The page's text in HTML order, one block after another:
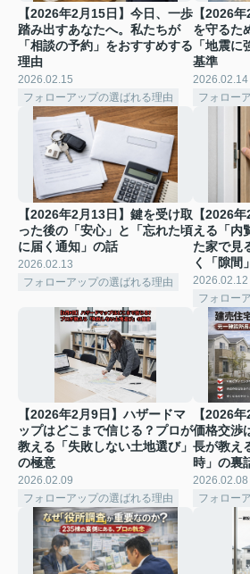
【2026年2月15日】今日、一歩
踏み出すあなたへ。私たちが
「相談の予約」をおすすめする
理由
2026.02.15
フォローアップの選ばれる理由
【2026
を守るた
「地震
基準
2026.02.14
フォロー
【2026年2月13日】鍵を受け取
った後の「安心」と「忘れた頃
に届く通知」の話
2026.02.13
フォローアップの選ばれる理由
【2026
える「内
た家で見
く「隙間
2026.02.12
フォロー
【2026年2月9日】ハザードマ
ップはどこまで信じる？プロが
教える「失敗しない土地選び」
の極意
2026.02.09
フォローアップの選ばれる理由
【2026
価格交渉
長が教え
時」の裏
2026.02.08
フォロー